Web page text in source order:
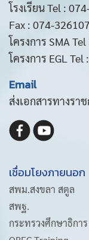
โรงเรียน Tel :
Fax : 074-326107
โครงการ SMA
โครงการ EGL
Email
ส่งเอกสารทางรา
เชื่อมโยงภายนอก
สพม.สงขลา สตูล
สพฐ.
กระทรวงศึกษาธิการ